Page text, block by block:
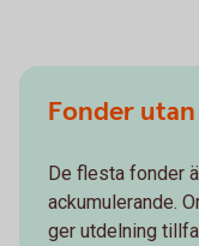
Fonder
De flesta fonder
ackumulerande.
ger utdelning